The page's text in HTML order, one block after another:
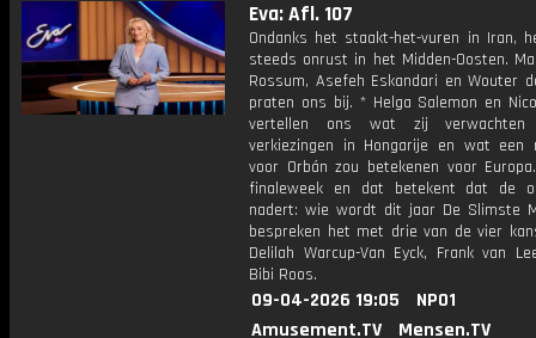
Eva: Afl. 107
Ondanks het staakt-het-vuren in Iran,
steeds onrust in het Midden-Oosten.
Rossum, Asefeh Eskandari en Wouter
praten ons bij. * Helga Salemon en
vertellen ons wat zij
verkiezingen in Hongarije en wat een
voor Orbán zou betekenen voor
finaleweek en dat betekent dat de
nadert: wie wordt dit jaar De Slimste
bespreken het met drie van de vier
Delilah Warcup-Van Eyck, Frank van
Bibi Roos.
09-04-2026 19:05
NPO1
Amusement.TV
Mensen.TV